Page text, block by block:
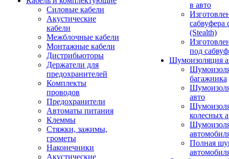
Силовые кабели
Акустические
кабели
Межблочные кабели
Монтажные кабели
Дистрибьюторы
Держатели для
предохранителей
Комплекты
проводов
Предохранители
Автоматы питания
Клеммы
Стяжки, зажимы,
грометы
Наконечники
Акустические
в авто
сабвуфера
(Stealth)
под
Шумоизоляция
багажника
авто
колесных
Полная